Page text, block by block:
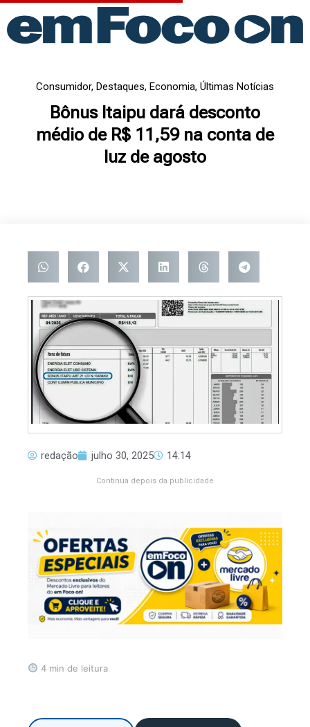
para
Consumidor, Destaques, Economia, Últimas Notícias
Bônus Itaipu dará desconto
médio de R$ 11,59 na conta de
luz de agosto
redação julho 30, 2025 14:14
Continua depois da publicidade
4 min de leitura